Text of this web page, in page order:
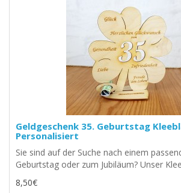
Geldgeschenk 35. Geburtstag
Personalisiert
Sie sind auf der Suche nach einem
Geburtstag oder zum Jubiläum? Unser
8,50€